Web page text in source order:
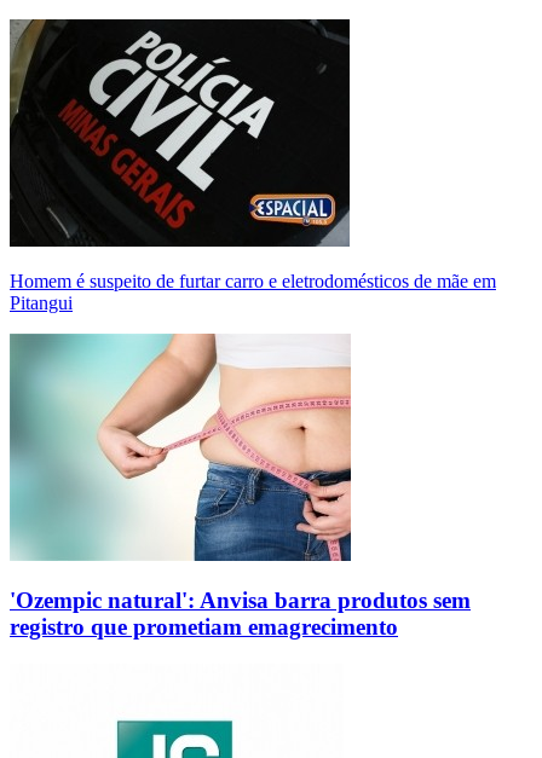
Homem é suspeito de furtar carro e eletrodomésticos de mãe em
Pitangui
'Ozempic natural': Anvisa barra produtos sem
registro que prometiam emagrecimento